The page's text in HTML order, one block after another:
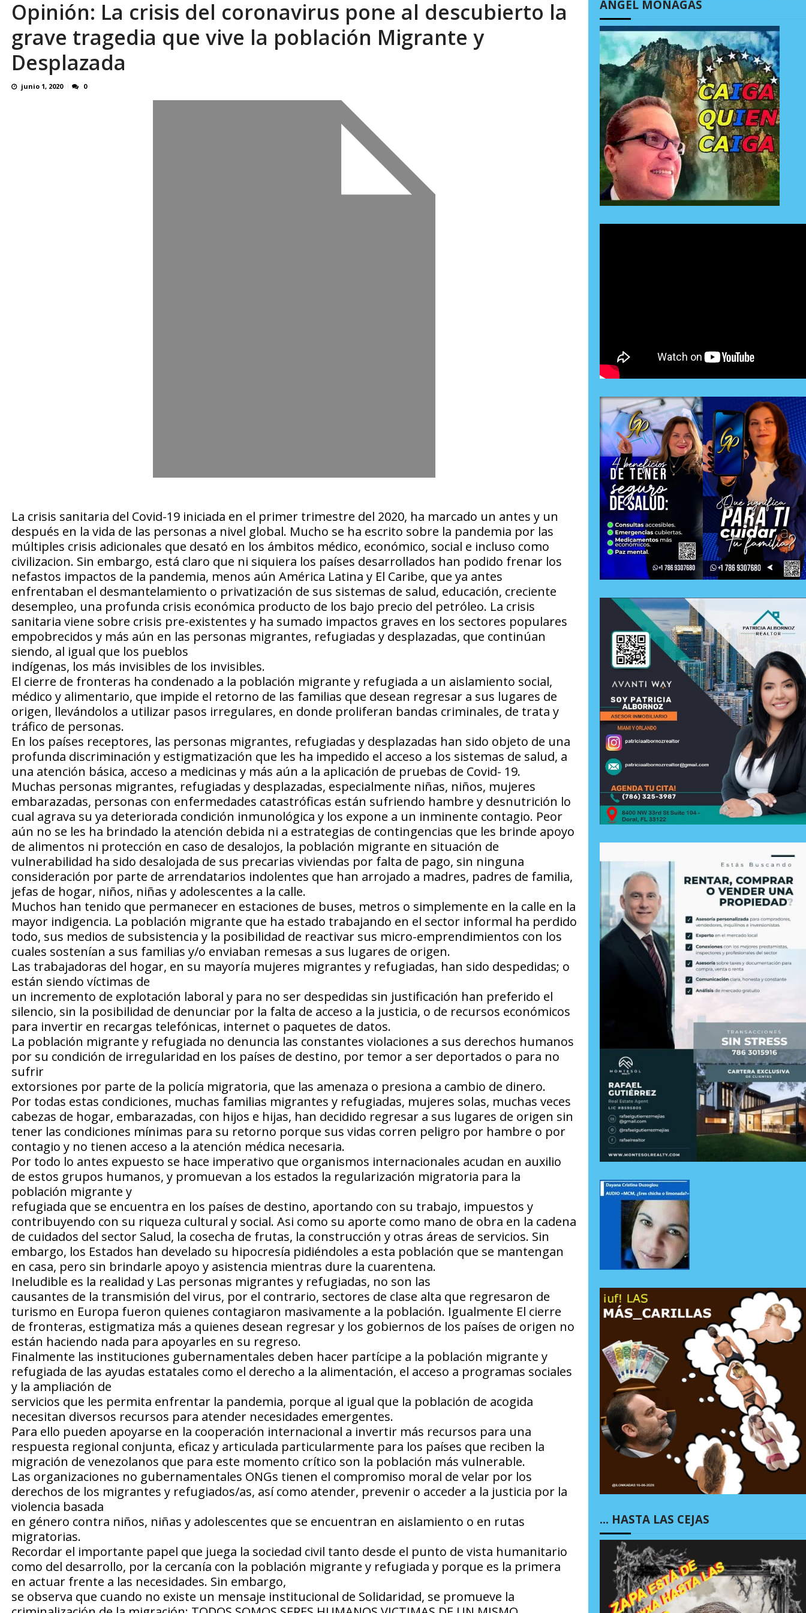
OVP denunció 15 años de violación sistemática de derechos humanos en el Minister... AGOSTO 6, 2026
Opinión: La crisis del coronavirus pone al descubierto la
grave tragedia que vive la población Migrante y
Desplazada
junio 1, 2020 0
La crisis sanitaria del Covid-19 iniciada en el primer trimestre del 2020, ha marcado un antes y un
después en la vida de las personas a nivel global. Mucho se ha escrito sobre la pandemia por las
múltiples crisis adicionales que desató en los ámbitos médico, económico, social e incluso como
civilizacion. Sin embargo, está claro que ni siquiera los países desarrollados han podido frenar los
nefastos impactos de la pandemia, menos aún América Latina y El Caribe, que ya antes
enfrentaban el desmantelamiento o privatización de sus sistemas de salud, educación, creciente
desempleo, una profunda crisis económica producto de los bajo precio del petróleo. La crisis
sanitaria viene sobre crisis pre-existentes y ha sumado impactos graves en los sectores populares
empobrecidos y más aún en las personas migrantes, refugiadas y desplazadas, que continúan
siendo, al igual que los pueblos
indígenas, los más invisibles de los invisibles.
El cierre de fronteras ha condenado a la población migrante y refugiada a un aislamiento social,
médico y alimentario, que impide el retorno de las familias que desean regresar a sus lugares de
origen, llevándolos a utilizar pasos irregulares, en donde proliferan bandas criminales, de trata y
tráfico de personas.
En los países receptores, las personas migrantes, refugiadas y desplazadas han sido objeto de una
profunda discriminación y estigmatización que les ha impedido el acceso a los sistemas de salud, a
una atención básica, acceso a medicinas y más aún a la aplicación de pruebas de Covid- 19.
Muchas personas migrantes, refugiadas y desplazadas, especialmente niñas, niños, mujeres
embarazadas, personas con enfermedades catastróficas están sufriendo hambre y desnutrición lo
cual agrava su ya deteriorada condición inmunológica y los expone a un inminente contagio. Peor
aún no se les ha brindado la atención debida ni a estrategias de contingencias que les brinde apoyo
de alimentos ni protección en caso de desalojos, la población migrante en situación de
vulnerabilidad ha sido desalojada de sus precarias viviendas por falta de pago, sin ninguna
consideración por parte de arrendatarios indolentes que han arrojado a madres, padres de familia,
jefas de hogar, niños, niñas y adolescentes a la calle.
Muchos han tenido que permanecer en estaciones de buses, metros o simplemente en la calle en la
mayor indigencia. La población migrante que ha estado trabajando en el sector informal ha perdido
todo, sus medios de subsistencia y la posibilidad de reactivar sus micro-emprendimientos con los
cuales sostenían a sus familias y/o enviaban remesas a sus lugares de origen.
Las trabajadoras del hogar, en su mayoría mujeres migrantes y refugiadas, han sido despedidas; o
están siendo víctimas de
un incremento de explotación laboral y para no ser despedidas sin justificación han preferido el
silencio, sin la posibilidad de denunciar por la falta de acceso a la justicia, o de recursos económicos
para invertir en recargas telefónicas, internet o paquetes de datos.
La población migrante y refugiada no denuncia las constantes violaciones a sus derechos humanos
por su condición de irregularidad en los países de destino, por temor a ser deportados o para no
sufrir
extorsiones por parte de la policía migratoria, que las amenaza o presiona a cambio de dinero.
Por todas estas condiciones, muchas familias migrantes y refugiadas, mujeres solas, muchas veces
cabezas de hogar, embarazadas, con hijos e hijas, han decidido regresar a sus lugares de origen sin
tener las condiciones mínimas para su retorno porque sus vidas corren peligro por hambre o por
contagio y no tienen acceso a la atención médica necesaria.
Por todo lo antes expuesto se hace imperativo que organismos internacionales acudan en auxilio
de estos grupos humanos, y promuevan a los estados la regularización migratoria para la
población migrante y
refugiada que se encuentra en los países de destino, aportando con su trabajo, impuestos y
contribuyendo con su riqueza cultural y social. Asi como su aporte como mano de obra en la cadena
de cuidados del sector Salud, la cosecha de frutas, la construcción y otras áreas de servicios. Sin
embargo, los Estados han develado su hipocresía pidiéndoles a esta población que se mantengan
en casa, pero sin brindarle apoyo y asistencia mientras dure la cuarentena.
Ineludible es la realidad y Las personas migrantes y refugiadas, no son las
causantes de la transmisión del virus, por el contrario, sectores de clase alta que regresaron de
turismo en Europa fueron quienes contagiaron masivamente a la población. Igualmente El cierre
de fronteras, estigmatiza más a quienes desean regresar y los gobiernos de los países de origen no
están haciendo nada para apoyarles en su regreso.
Finalmente las instituciones gubernamentales deben hacer partícipe a la población migrante y
refugiada de las ayudas estatales como el derecho a la alimentación, el acceso a programas sociales
y la ampliación de
servicios que les permita enfrentar la pandemia, porque al igual que la población de acogida
necesitan diversos recursos para atender necesidades emergentes.
Para ello pueden apoyarse en la cooperación internacional a invertir más recursos para una
respuesta regional conjunta, eficaz y articulada particularmente para los países que reciben la
migración de venezolanos que para este momento crítico son la población más vulnerable.
Las organizaciones no gubernamentales ONGs tienen el compromiso moral de velar por los
derechos de los migrantes y refugiados/as, así como atender, prevenir o acceder a la justicia por la
violencia basada
en género contra niños, niñas y adolescentes que se encuentran en aislamiento o en rutas
migratorias.
Recordar el importante papel que juega la sociedad civil tanto desde el punto de vista humanitario
como del desarrollo, por la cercanía con la población migrante y refugiada y porque es la primera
en actuar frente a las necesidades. Sin embargo,
se observa que cuando no existe un mensaje institucional de Solidaridad, se promueve la
ÁNGEL MONAGAS
… HASTA LAS CEJAS